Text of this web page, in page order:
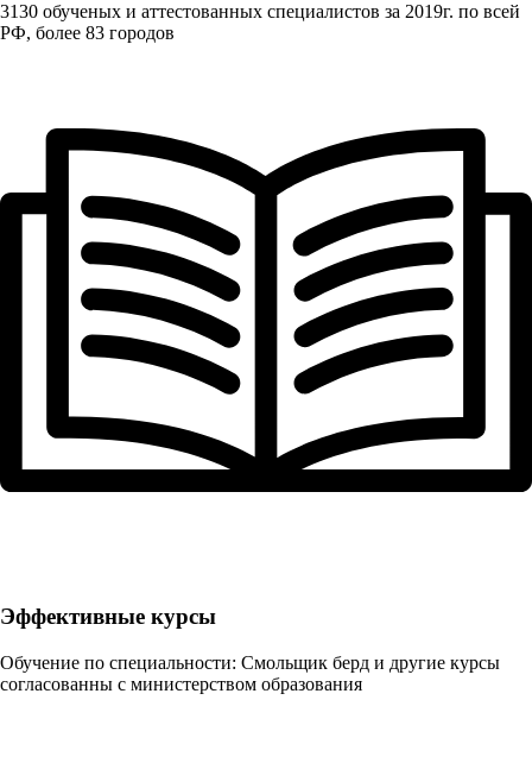
3130 обученых и аттестованных специалистов за 2019г. по всей
РФ, более 83 городов
Эффективные курсы
Обучение по специальности: Смольщик берд и другие курсы
согласованны с министерством образования